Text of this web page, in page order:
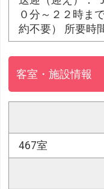
０分～２２時ま
約不要） 所要時
客室・施設情報
467室